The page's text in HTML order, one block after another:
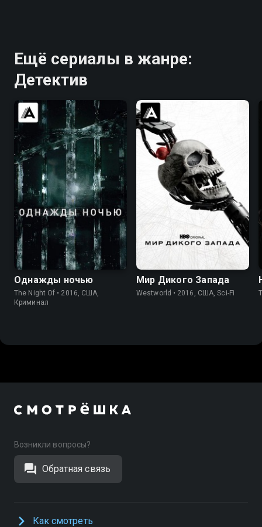
Ещё сериалы в жанре:
Детектив
7.8 8.4
Однажды ночью
The Night Of • 2016, США,
Криминал
8.4
Мир Дикого Запада
Westworld • 2016, США, Sci-Fi
Возникли вопросы?
Обратная связь
Как смотреть